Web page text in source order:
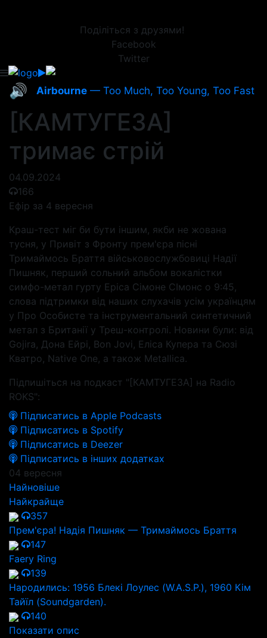
Поділіться з друзями!
Facebook
Twitter
🔊 Airbourne — Too Much, Too Young, Too Fast
[КАМТУГЕЗА]
тримає стрій
04.09.2024
166
Ефір за 4 вересня
Краш-тест міг би бути іншим, якби не жована
тусня, у Привіт з Фронту прем'єра пісні
Тримаймось Браття військовослужбовиці Надії
Пишняк, перший сольний альбом вокалістки
симфо-метал гурту Epica Сімоне СІмонс о 9:45,
слова підтримки від наших слухачів усім українцям
у Про Особисте та інструментальний синтетичний
метал з Британії у Треш-контролі. Новини були: від
Gojira, Дона Ейрі, Bon Jovi, Еліса Купера та Сюзі
Кватро, Native One, а також Metallica.
Підпишіться на подкаст "[КАМТУГЕЗА] на Radio
ROKS":
Підписатись в Apple Podcasts
Підписатись в Spotify
Підписатись в Deezer
Підписатись в інших додатках
04 вересня
Найновіше
Найкрайще
357
Прем'єра! Надія Пишняк — Тримаймось Браття
147
Faery Ring
139
Народились: 1956 Блекі Лоулес (W.A.S.P.), 1960 Кім
Тайїл (Soundgarden).
140
Показати опис